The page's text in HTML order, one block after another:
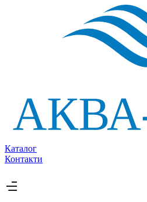
Каталог
Контакти